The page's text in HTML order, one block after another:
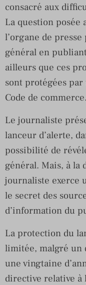
consacré aux
La question posée
l’organe de
général en
ailleurs que ces
sont protégées
Code de commerce.
Le journaliste
lanceur d’alerte,
possibilité de
général. Mais, à la
journaliste exerce
le secret des
d’information du
La protection du
limitée, malgré un
une vingtaine
directive relative à